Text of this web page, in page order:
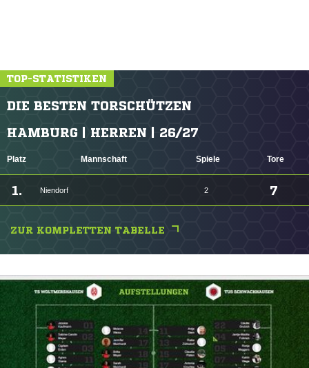
TOP-STATISTIKEN
DIE BESTEN TORSCHÜTZEN
HAMBURG | HERREN | 26/27
Platz Mannschaft Spiele Tore
1. Niendorf 2 7
ZUR KOMPLETTEN TABELLE